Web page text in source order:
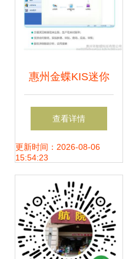
惠州金蝶KIS迷你
版 一站式财务与进
销存管理解决方案
查看详情
更新时间：2026-08-06
15:54:23